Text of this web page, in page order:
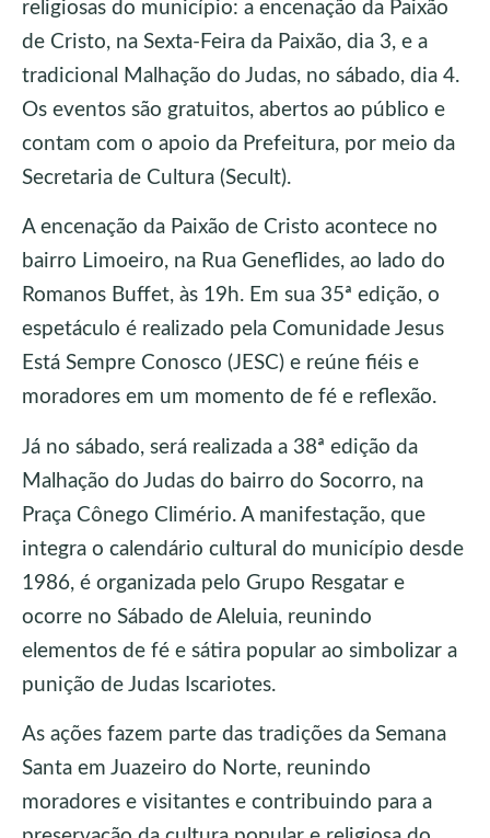
religiosas do município: a encenação da Paixão
de Cristo, na Sexta-Feira da Paixão, dia 3, e a
tradicional Malhação do Judas, no sábado, dia 4.
Os eventos são gratuitos, abertos ao público e
contam com o apoio da Prefeitura, por meio da
Secretaria de Cultura (Secult).
A encenação da Paixão de Cristo acontece no
bairro Limoeiro, na Rua Geneflides, ao lado do
Romanos Buffet, às 19h. Em sua 35ª edição, o
espetáculo é realizado pela Comunidade Jesus
Está Sempre Conosco (JESC) e reúne fiéis e
moradores em um momento de fé e reflexão.
Já no sábado, será realizada a 38ª edição da
Malhação do Judas do bairro do Socorro, na
Praça Cônego Climério. A manifestação, que
integra o calendário cultural do município desde
1986, é organizada pelo Grupo Resgatar e
ocorre no Sábado de Aleluia, reunindo
elementos de fé e sátira popular ao simbolizar a
punição de Judas Iscariotes.
As ações fazem parte das tradições da Semana
Santa em Juazeiro do Norte, reunindo
moradores e visitantes e contribuindo para a